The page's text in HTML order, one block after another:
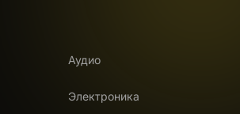
Аудио
Электроника